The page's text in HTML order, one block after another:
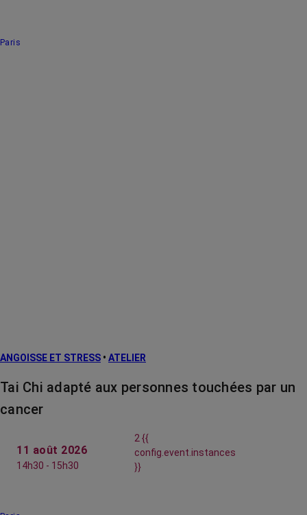
Paris
ANGOISSE ET STRESS • ATELIER
Tai Chi adapté aux personnes touchées par un
cancer
11 août 2026
14h30 - 15h30
2 {{
config.event.instances
}}